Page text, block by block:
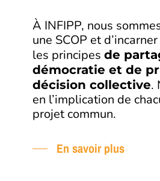
À INFIPP, nous
une SCOP et
les principesde
démocratie et de
décision collective.
en l’implication de
projet commun.
En savoir plus